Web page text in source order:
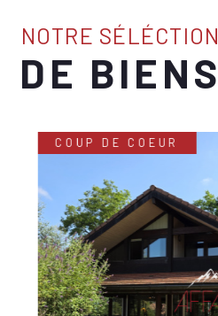
NOTRE SÉLÉCTION
DE BIENS
DE COEUR